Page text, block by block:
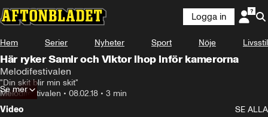
Logga in
Hem Serier Nyheter Sport Nöje Livsstil
Här ryker Samir och Viktor ihop inför kamerorna
Melodifestivalen
"Din skit blir min skit"
Melodifestivalen • 08.02.18 • 3 min
Se mer
Video
SE ALLA